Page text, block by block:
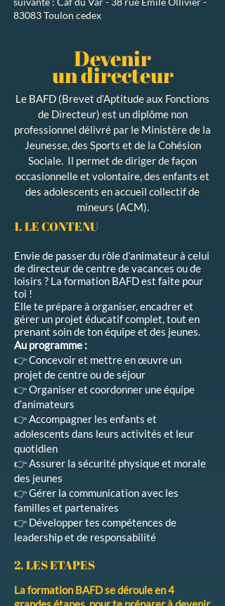
83083 Toulon cedex
Devenir
un directeur
Le BAFD (Brevet d’Aptitude aux Fonctions
de Directeur) est un diplôme non
professionnel délivré par le Ministère de la
Jeunesse, des Sports et de la Cohésion
Sociale. Il permet de diriger de façon
occasionnelle et volontaire, des enfants et
des adolescents en accueil collectif de
mineurs (ACM).
1. LE CONTENU
Envie de passer du rôle d’animateur à celui
de directeur de centre de vacances ou de
loisirs ? La formation BAFD est faite pour
toi !
Elle te prépare à organiser, encadrer et
gérer un projet éducatif complet, tout en
prenant soin de ton équipe et des jeunes.
Au programme :
👉 Concevoir et mettre en œuvre un
projet de centre ou de séjour
👉 Organiser et coordonner une équipe
d’animateurs
👉 Accompagner les enfants et
adolescents dans leurs activités et leur
quotidien
👉 Assurer la sécurité physique et morale
des jeunes
👉 Gérer la communication avec les
familles et partenaires
👉 Développer tes compétences de
leadership et de responsabilité
La formation BAFD se déroule en 4
2. LES ETAPES